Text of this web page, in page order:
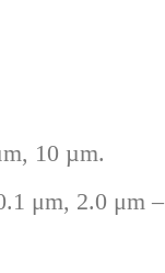
10 µm.
μm, 2.0 μm –